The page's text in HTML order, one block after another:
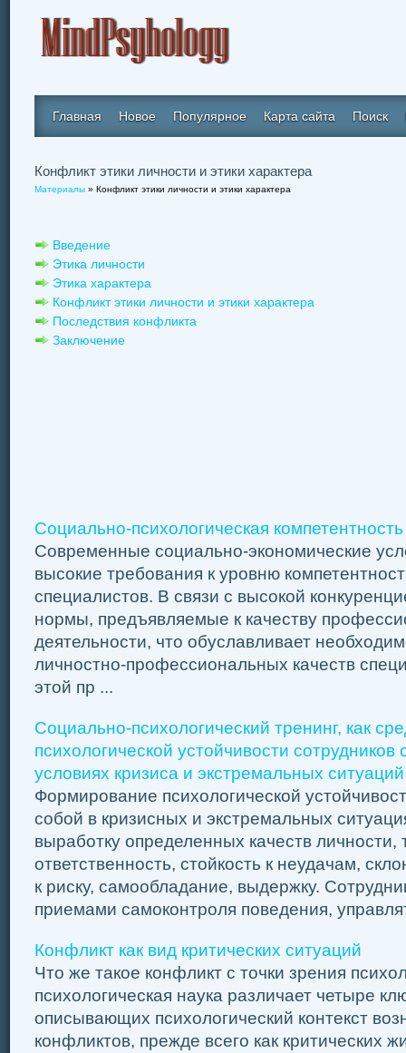
Главная Новое Популярное Карта сайта Поиск
Конфликт этики личности и этики характера
Материалы » Конфликт этики личности и этики характера
Введение
Этика личности
Этика характера
Конфликт этики личности и этики характера
Последствия конфликта
Заключение
Социально-психологическая
Современные социально-экономические
высокие требования к уровню
специалистов. В связи с высокой
нормы, предъявляемые к качеству
деятельности, что обуславливает
личностно-профессиональных качеств
этой пр ...
Социально-психологический тренинг, как
психологической устойчивости сотрудников
условиях кризиса и экстремальных ситуаций
Формирование психологической
собой в кризисных и экстремальных
выработку определенных качеств личности,
ответственность, стойкость к неудачам,
к риску, самообладание, выдержку.
приемами самоконтроля поведения,
Конфликт как вид критических ситуаций
Что же такое конфликт с точки зрения
психологическая наука различает четыре
описывающих психологический контекст
конфликтов, прежде всего как критических